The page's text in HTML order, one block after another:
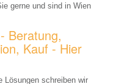
gerne und sind in Wien
Beratung,
Kauf - Hier
Lösungen schreiben wir